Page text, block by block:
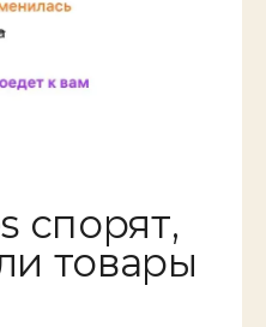
спорят,
товары